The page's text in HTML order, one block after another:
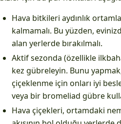
Hava bitkileri aydınlık
kalmamalı. Bu yüzden,
alan yerlerde bırakılmalı.
Aktif sezonda (özellikle
kez gübreleyin. Bunu
çiçeklenme için onları iyi
veya bir bromeliad gübre
Hava çiçekleri, ortamdaki